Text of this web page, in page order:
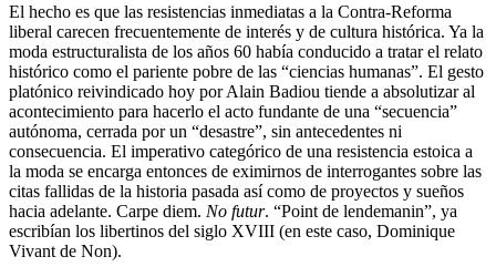
El hecho es que las resistencias inmediatas a la Contra-Reforma
liberal carecen frecuentemente de interés y de cultura histórica. Ya la
moda estructuralista de los años 60 había conducido a tratar el relato
histórico como el pariente pobre de las “ciencias humanas”. El gesto
platónico reivindicado hoy por Alain Badiou tiende a absolutizar al
acontecimiento para hacerlo el acto fundante de una “secuencia”
autónoma, cerrada por un “desastre”, sin antecedentes ni
consecuencia. El imperativo categórico de una resistencia estoica a
la moda se encarga entonces de eximirnos de interrogantes sobre las
citas fallidas de la historia pasada así como de proyectos y sueños
hacia adelante. Carpe diem. No futur. “Point de lendemanin”, ya
escribían los libertinos del siglo XVIII (en este caso, Dominique
Vivant de Non).